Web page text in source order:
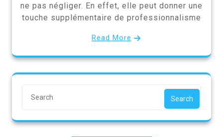
ne pas négliger. En effet, elle peut donner une
touche supplémentaire de professionnalisme
Read More
Search